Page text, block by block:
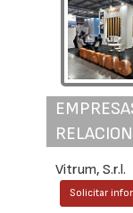
Vitrum, S.r.l.
Solicitar